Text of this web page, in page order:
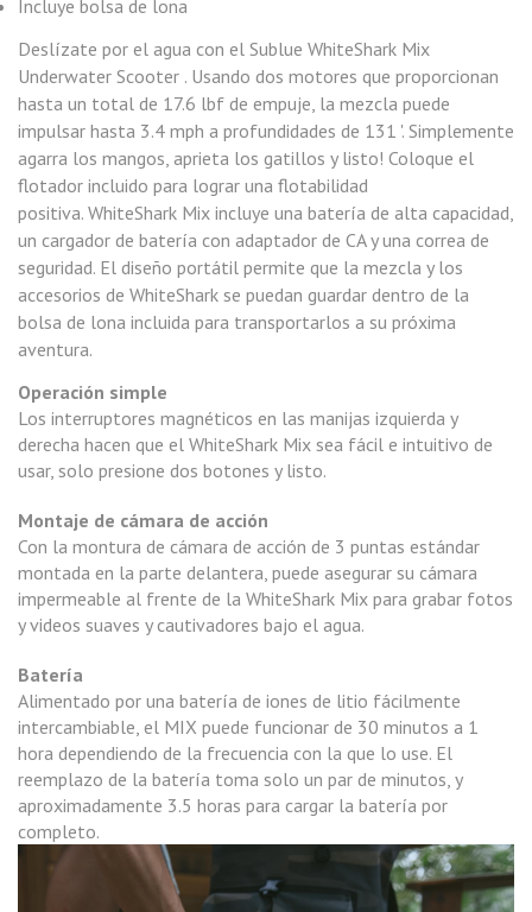
Incluye bolsa de lona
Deslízate por el agua con el Sublue WhiteShark Mix
Underwater Scooter . Usando dos motores que proporcionan
hasta un total de 17.6 lbf de empuje, la mezcla puede
impulsar hasta 3.4 mph a profundidades de 131 '. Simplemente
agarra los mangos, aprieta los gatillos y listo! Coloque el
flotador incluido para lograr una flotabilidad
positiva. WhiteShark Mix incluye una batería de alta capacidad,
un cargador de batería con adaptador de CA y una correa de
seguridad. El diseño portátil permite que la mezcla y los
accesorios de WhiteShark se puedan guardar dentro de la
bolsa de lona incluida para transportarlos a su próxima
aventura.
Operación simple
Los interruptores magnéticos en las manijas izquierda y
derecha hacen que el WhiteShark Mix sea fácil e intuitivo de
usar, solo presione dos botones y listo.
Montaje de cámara de acción
Con la montura de cámara de acción de 3 puntas estándar
montada en la parte delantera, puede asegurar su cámara
impermeable al frente de la WhiteShark Mix para grabar fotos
y videos suaves y cautivadores bajo el agua.
Batería
Alimentado por una batería de iones de litio fácilmente
intercambiable, el MIX puede funcionar de 30 minutos a 1
hora dependiendo de la frecuencia con la que lo use. El
reemplazo de la batería toma solo un par de minutos, y
aproximadamente 3.5 horas para cargar la batería por
completo.